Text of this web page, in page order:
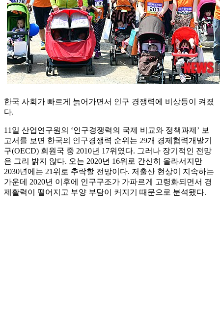
한국 사회가 빠르게 늙어가면서 인구 경쟁력에 비상등이 켜졌
다.
11일 산업연구원의 ‘인구경쟁력의 국제 비교와 정책과제’ 보
고서를 보면 한국의 인구경쟁력 순위는 29개 경제협력개발기
구(OECD) 회원국 중 2010년 17위였다. 그러나 장기적인 전망
은 그리 밝지 않다. 오는 2020년 16위로 간신히 올라서지만
2030년에는 21위로 추락할 전망이다. 저출산 현상이 지속하는
가운데 2020년 이후에 인구구조가 가파르게 고령화되면서 경
제활력이 떨어지고 부양 부담이 커지기 때문으로 분석됐다.